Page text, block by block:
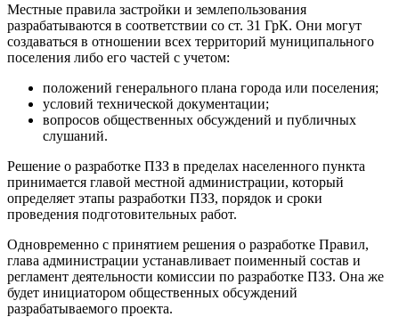
Местные правила застройки и землепользования
разрабатываются в соответствии со ст. 31 ГрК. Они могут
создаваться в отношении всех территорий муниципального
поселения либо его частей с учетом:
положений генерального плана города или поселения;
условий технической документации;
вопросов общественных обсуждений и публичных
слушаний.
Решение о разработке ПЗЗ в пределах населенного пункта
принимается главой местной администрации, который
определяет этапы разработки ПЗЗ, порядок и сроки
проведения подготовительных работ.
Одновременно с принятием решения о разработке Правил,
глава администрации устанавливает поименный состав и
регламент деятельности комиссии по разработке ПЗЗ. Она же
будет инициатором общественных обсуждений
разрабатываемого проекта.